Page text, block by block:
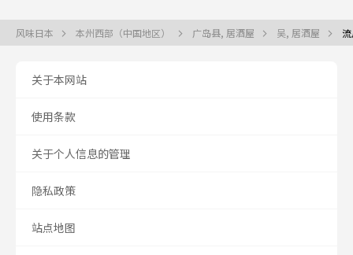
风味日本 本州西部（中国地区） 广岛县, 居酒屋 吴, 居酒屋
关于本网站
使用条款
关于个人信息的管理
隐私政策
站点地图